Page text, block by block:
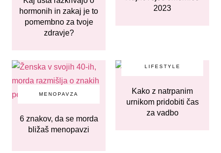
hormonih in zakaj je to
pomembno za tvoje
zdravje?
2023
MENOPAVZA
6 znakov, da se morda
bližaš menopavzi
LIFESTYLE
Kako z natrpanim
urnikom pridobiti čas
za vadbo